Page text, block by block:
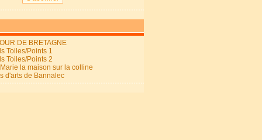
DE BRETAGNE
Toiles/Points 1
Toiles/Points 2
la maison sur la colline
d'arts de Bannalec